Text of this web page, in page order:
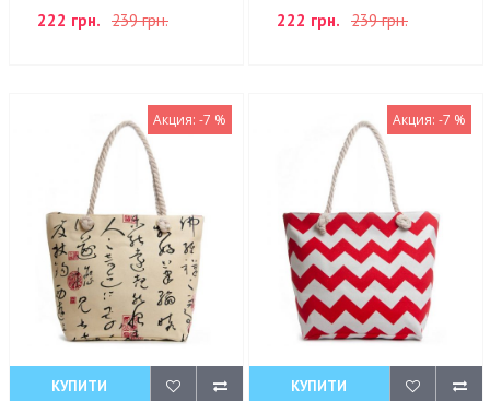
222 грн. 239 грн. 222 грн. 239 грн.
Акция: -7 %
КУПИТИ
Акция: -7 %
КУПИТИ